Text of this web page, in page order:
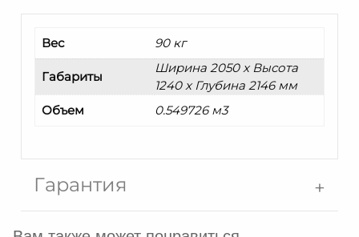
Вес 90 кг
Габариты
Ширина 2050 x Высота
1240 x Глубина 2146 мм
Объем
0.549726 м3
Гарантия